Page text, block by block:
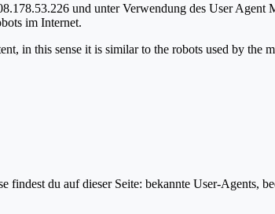
und unter Verwendung des User
im Internet.
in this sense it is similar to the robots used by the
du auf dieser Seite: bekannte User-Agents,